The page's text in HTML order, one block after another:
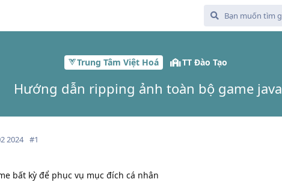
Trung Tâm Việt Hoá TT Đào Tạo
Hướng dẫn ripping ảnh toàn bộ game java
2024 #1
bất kỳ để phục vụ mục đích cá nhân